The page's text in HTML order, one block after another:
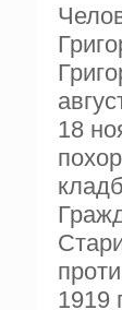
18
1919